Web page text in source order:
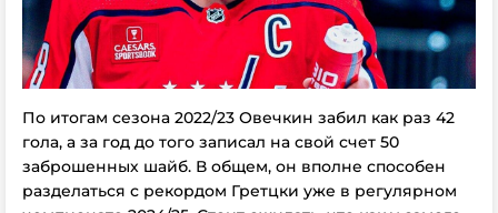
По итогам сезона 2022/23 Овечкин забил как раз 42
гола, а за год до того записал на свой счет 50
заброшенных шайб. В общем, он вполне способен
разделаться с рекордом Гретцки уже в регулярном